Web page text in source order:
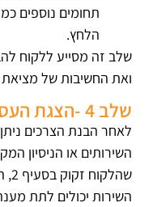
תחומים נוספים
הלחץ.
שלב זה מסייע ללקוח
ואת החשיבות של מציאת
שלב 4 -הצגת העסק והניסיון הרלוונטי
לאחר הבנת הצרכים
השירותים או הניסיון
השירות יכולים לתת